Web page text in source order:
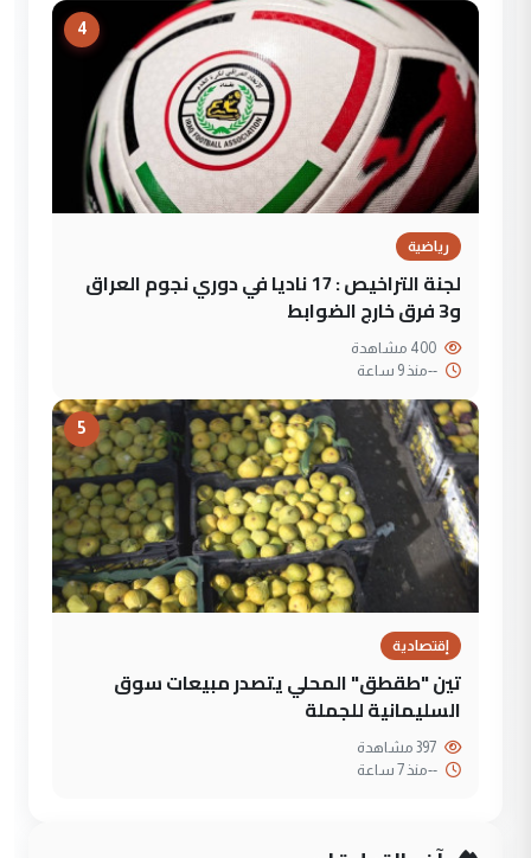
4
رياضية
لجنة التراخيص : 17 ناديا في دوري نجوم العراق
و3 فرق خارج الضوابط
--منذ 9 ساعة
5
إقتصادية
تين "طقطق" المحلي يتصدر مبيعات سوق
السليمانية للجملة
--منذ 7 ساعة